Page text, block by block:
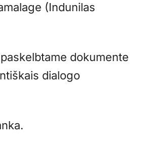
(Indunilas
dokumente
dialogo